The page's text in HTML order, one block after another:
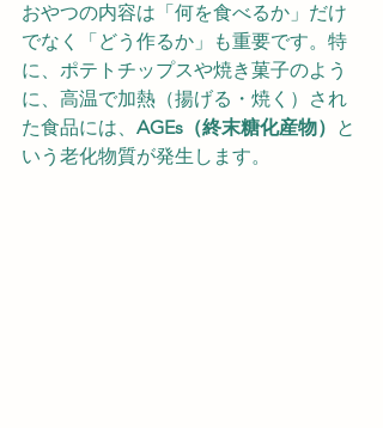
おやつの内容は「何を食べるか」だけ
でなく「どう作るか」も重要です。特
に、ポテトチップスや焼き菓子のよう
に、高温で加熱（揚げる・焼く）され
た食品には、 AGEs（終末糖化産物） と
いう老化物質が発生します。